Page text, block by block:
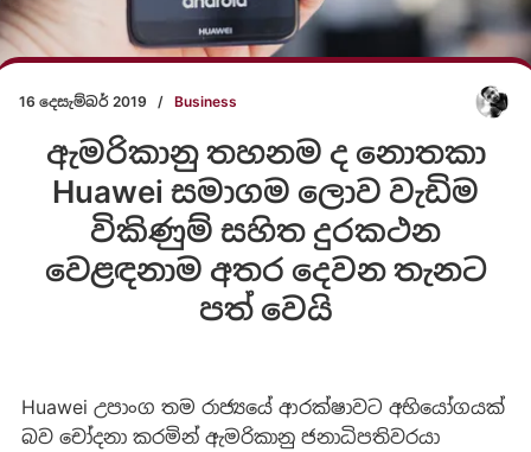
16 දෙසැම්බර් 2019 / Business
ඇමරිකානු තහනම ද නොතකා
Huawei සමාගම ලොව වැඩිම
විකිණුම් සහිත දුරකථන
වෙළඳනාම අතර දෙවන තැනට
පත් වෙයි
Huawei උපාංග තම රාජ්‍යයේ ආරක්ෂාවට අභියෝගයක්
බව චෝදනා කරමින් ඇමරිකානු ජනාධිපතිවරයා